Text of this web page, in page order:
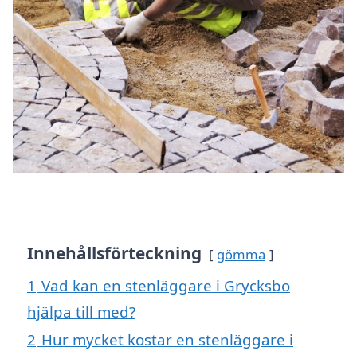
Innehållsförteckning gömma
1 Vad kan en stenläggare i Grycksbo
hjälpa till med?
2 Hur mycket kostar en stenläggare i